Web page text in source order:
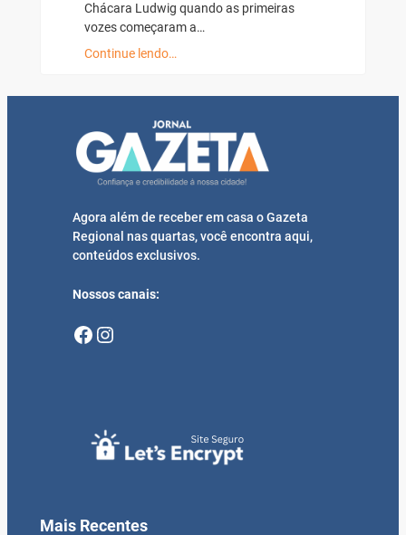
Chácara Ludwig quando as primeiras
vozes começaram a…
Continue lendo…
Agora além de receber em casa o Gazeta
Regional nas quartas, você encontra aqui,
conteúdos exclusivos.
Nossos canais:
Facebook Instagram
Mais Recentes